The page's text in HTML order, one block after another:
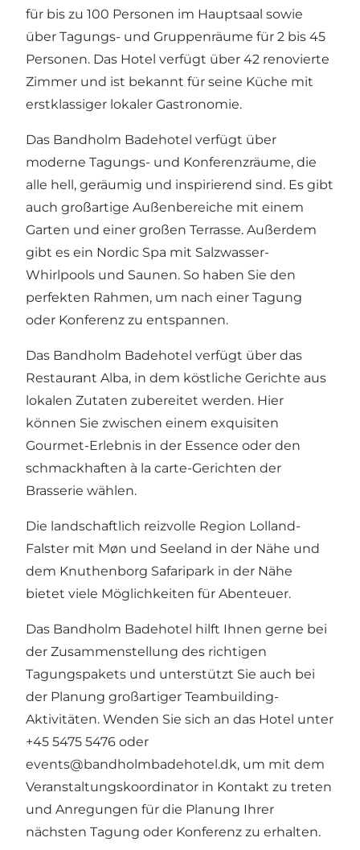
für bis zu 100 Personen im Hauptsaal sowie
über Tagungs- und Gruppenräume für 2 bis 45
Personen. Das Hotel verfügt über 42 renovierte
Zimmer und ist bekannt für seine Küche mit
erstklassiger lokaler Gastronomie.
Das Bandholm Badehotel verfügt über
moderne Tagungs- und Konferenzräume, die
alle hell, geräumig und inspirierend sind. Es gibt
auch großartige Außenbereiche mit einem
Garten und einer großen Terrasse. Außerdem
gibt es ein Nordic Spa mit Salzwasser-
Whirlpools und Saunen. So haben Sie den
perfekten Rahmen, um nach einer Tagung
oder Konferenz zu entspannen.
Das Bandholm Badehotel verfügt über das
Restaurant Alba, in dem köstliche Gerichte aus
lokalen Zutaten zubereitet werden. Hier
können Sie zwischen einem exquisiten
Gourmet-Erlebnis in der Essence oder den
schmackhaften à la carte-Gerichten der
Brasserie wählen.
Die landschaftlich reizvolle Region Lolland-
Falster mit Møn und Seeland in der Nähe und
dem Knuthenborg Safaripark in der Nähe
bietet viele Möglichkeiten für Abenteuer.
Das Bandholm Badehotel hilft Ihnen gerne bei
der Zusammenstellung des richtigen
Tagungspakets und unterstützt Sie auch bei
der Planung großartiger Teambuilding-
Aktivitäten. Wenden Sie sich an das Hotel unter
+45 5475 5476 oder
events@bandholmbadehotel.dk, um mit dem
Veranstaltungskoordinator in Kontakt zu treten
und Anregungen für die Planung Ihrer
nächsten Tagung oder Konferenz zu erhalten.